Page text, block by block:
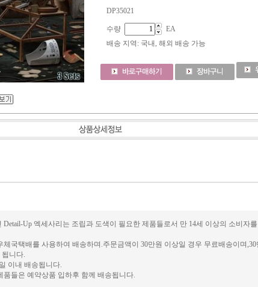
DP35021
수량
EA
배송 지역 : 국내, 해외 배송 가능
Up 엑세사리는 조립과 도색이 필요한 제품들로서 만 14세 이상의 소비자
국택배를 사용하여 배송하며.주문금액이 30만원 이상일 경우 무료배송이며,30
됩니다.
이내 배송됩니다.
들은 예약상품 입하후 함께 배송됩니다.